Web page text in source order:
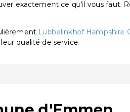
exactement ce qu'il vous faut.
Lubbelinkhof Hampshire
qualité de service.